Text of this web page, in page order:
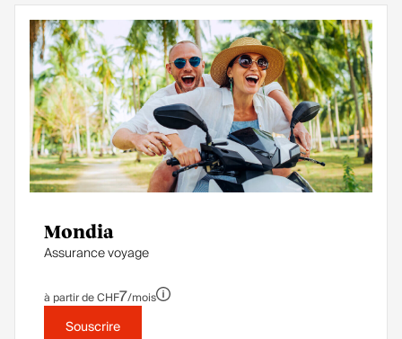
Mondia
Assurance voyage
à partir de CHF7/mois
Souscrire